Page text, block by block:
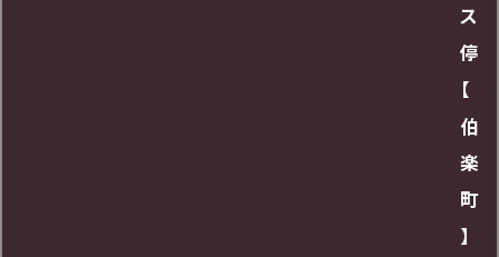
ス
停
【
伯
楽
町
】